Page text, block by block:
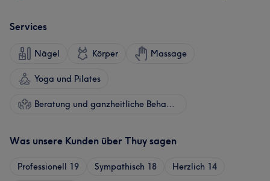
Services
Nägel Körper Massage
Yoga und Pilates
Beratung und ganzheitliche Behandlungen
Was unsere Kunden über Thuy sagen
Professionell 19 Sympathisch 18 Herzlich 14